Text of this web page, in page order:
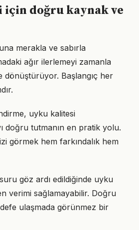
doğru kaynak ve
merakla ve sabırla
ağır ilerlemeyi zamanla
dönüştürüyor. Başlangıç her
uyku kalitesi
doğru tutmanın en pratik yolu.
görmek hem farkındalık hem
göz ardı edildiğinde uyku
verimi sağlamayabilir. Doğru
ulaşmada görünmez bir